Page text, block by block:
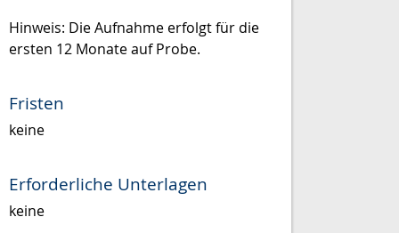
Hinweis: Die Aufnahme erfolgt für die
ersten 12 Monate auf Probe.
Fristen
keine
Erforderliche Unterlagen
keine